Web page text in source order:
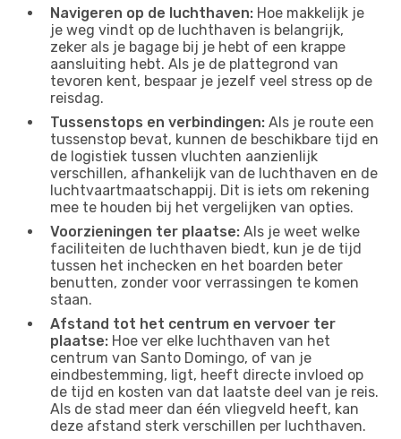
Navigeren op de luchthaven: Hoe makkelijk je
je weg vindt op de luchthaven is belangrijk,
zeker als je bagage bij je hebt of een krappe
aansluiting hebt. Als je de plattegrond van
tevoren kent, bespaar je jezelf veel stress op de
reisdag.
Tussenstops en verbindingen: Als je route een
tussenstop bevat, kunnen de beschikbare tijd en
de logistiek tussen vluchten aanzienlijk
verschillen, afhankelijk van de luchthaven en de
luchtvaartmaatschappij. Dit is iets om rekening
mee te houden bij het vergelijken van opties.
Voorzieningen ter plaatse: Als je weet welke
faciliteiten de luchthaven biedt, kun je de tijd
tussen het inchecken en het boarden beter
benutten, zonder voor verrassingen te komen
staan.
Afstand tot het centrum en vervoer ter
plaatse: Hoe ver elke luchthaven van het
centrum van Santo Domingo, of van je
eindbestemming, ligt, heeft directe invloed op
de tijd en kosten van dat laatste deel van je reis.
Als de stad meer dan één vliegveld heeft, kan
deze afstand sterk verschillen per luchthaven.